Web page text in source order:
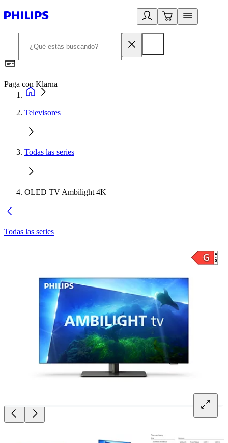
Paga con Klarna
Televisores
Todas las series
OLED TV Ambilight 4K
Todas las series